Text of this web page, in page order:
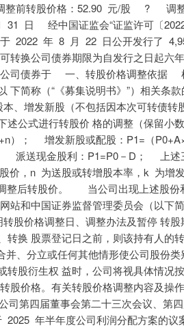
前转股价格：52.90 元/股 ? 调
日 经中国证监会“证监许可〔
于 2022 年 8 月 22 日公开发行了
转换公司债券期限为自发行之日起
公司债券于 一、转股价格调整依据
简称（“《募集说明书》”）相关条款
、增发新股（不包括因本次可转债转
公式进行转股价 格的调整（保留小
）； 增发新股或配股：P1=（
派送现金股利：P1=P0－D； 上述
，n 为送股或转增股本率，k 为增
整后转股价。 当公司出现上述股份
站和中国证券监督管理委员会（以下
股价格调整日、调整办法及暂停 转股
换 股票登记日之前，则该持有人的
、分立或任何其他情形使公司股份类
股衍生权 益时，公司将视具体情况
股价格。有关转股价格调整内容及操
第四届董事会第二十三次会议、第
年半年度公司利润分配方案的议